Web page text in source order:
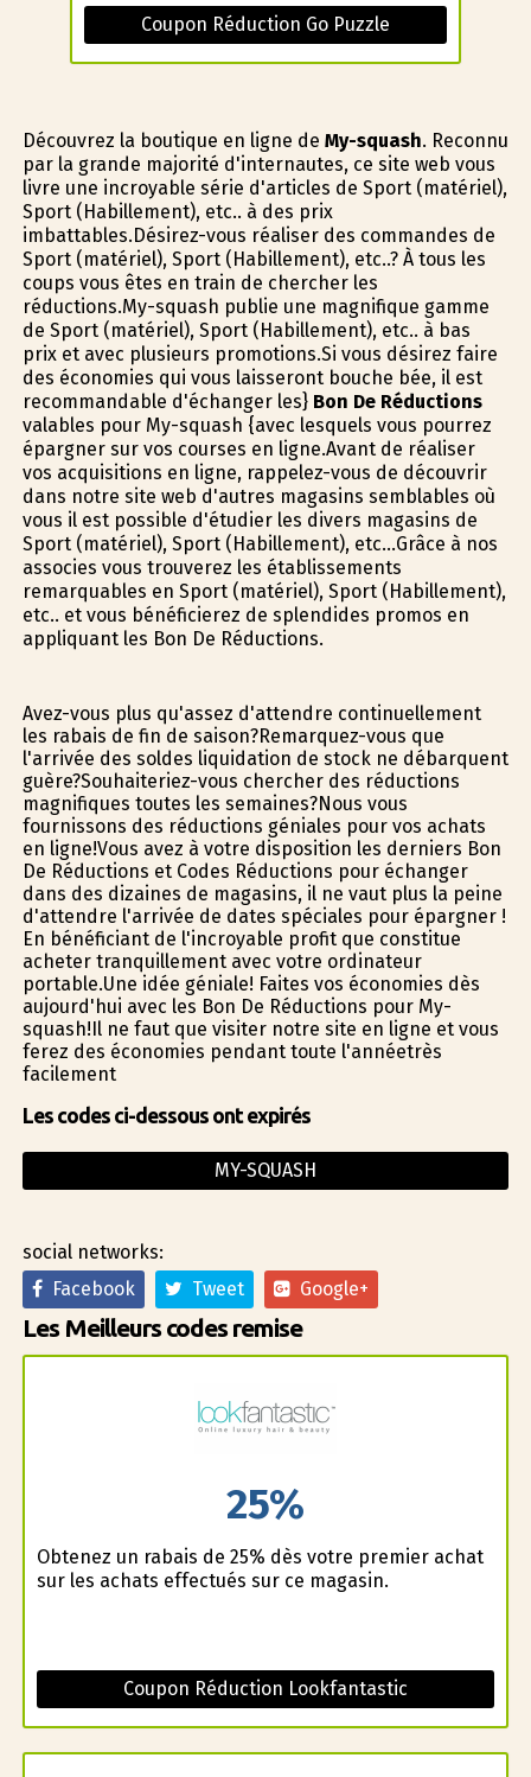
Coupon Réduction Go Puzzle
Découvrez la boutique en ligne de My-squash. Reconnu
par la grande majorité d'internautes, ce site web vous
livre une incroyable série d'articles de Sport (matériel),
Sport (Habillement), etc.. à des prix
imbattables.Désirez-vous réaliser des commandes de
Sport (matériel), Sport (Habillement), etc..? À tous les
coups vous êtes en train de chercher les
réductions.My-squash publie une magnifique gamme
de Sport (matériel), Sport (Habillement), etc.. à bas
prix et avec plusieurs promotions.Si vous désirez faire
des économies qui vous laisseront bouche bée, il est
recommandable d'échanger les} Bon De Réductions
valables pour My-squash {avec lesquels vous pourrez
épargner sur vos courses en ligne.Avant de réaliser
vos acquisitions en ligne, rappelez-vous de découvrir
dans notre site web d'autres magasins semblables où
vous il est possible d'étudier les divers magasins de
Sport (matériel), Sport (Habillement), etc...Grâce à nos
associes vous trouverez les établissements
remarquables en Sport (matériel), Sport (Habillement),
etc.. et vous bénéficierez de splendides promos en
appliquant les Bon De Réductions.
Avez-vous plus qu'assez d'attendre continuellement
les rabais de fin de saison?Remarquez-vous que
l'arrivée des soldes liquidation de stock ne débarquent
guère?Souhaiteriez-vous chercher des réductions
magnifiques toutes les semaines?Nous vous
fournissons des réductions géniales pour vos achats
en ligne!Vous avez à votre disposition les derniers Bon
De Réductions et Codes Réductions pour échanger
dans des dizaines de magasins, il ne vaut plus la peine
d'attendre l'arrivée de dates spéciales pour épargner !
En bénéficiant de l'incroyable profit que constitue
acheter tranquillement avec votre ordinateur
portable.Une idée géniale! Faites vos économies dès
aujourd'hui avec les Bon De Réductions pour My-
squash!Il ne faut que visiter notre site en ligne et vous
ferez des économies pendant toute l'annéetrès
facilement
Les codes ci-dessous ont expirés
MY-SQUASH
social networks:
Facebook
Tweet Google+
Les Meilleurs codes remise
25%
Obtenez un rabais de 25% dès votre premier achat
sur les achats effectués sur ce magasin.
Coupon Réduction Lookfantastic